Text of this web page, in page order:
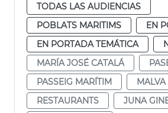
TODAS LAS AUDIENCIAS
POBLATS MARITIMS
EN
EN PORTADA TEMÁTICA
MARÍA JOSÉ CATALÁ
PASSEIG MARÍTIM
RESTAURANTS
JUNA